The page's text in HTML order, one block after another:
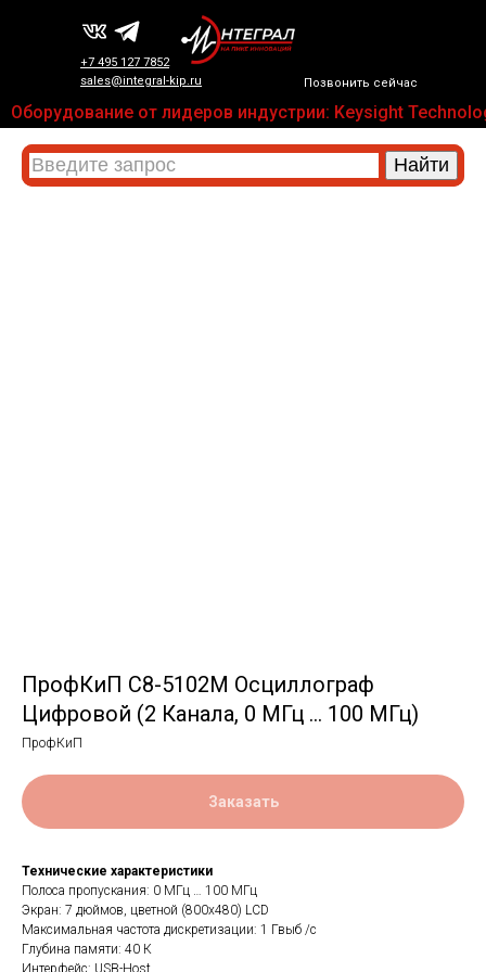
Позвонить сейчас
+7 495 127 7852
sales@integral-kip.ru
Оборудование от лидеров индустрии: Keysight
ПрофКиП С8-5102М Осциллограф
Цифровой (2 Канала, 0 МГц … 100 МГц)
ПрофКиП
Заказать
Технические характеристики
Полоса пропускания: 0 МГц … 100 МГц
Экран: 7 дюймов, цветной (800х480) LCD
Максимальная частота дискретизации: 1 Гвыб /с
Глубина памяти: 40 К
Интерфейс: USB-Host